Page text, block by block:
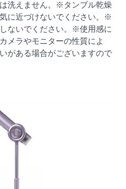
洗えません。※タンブル乾燥
に近づけないでください。※
ないでください。※使用感に
メラやモニターの性質によ
がある場合がございますので